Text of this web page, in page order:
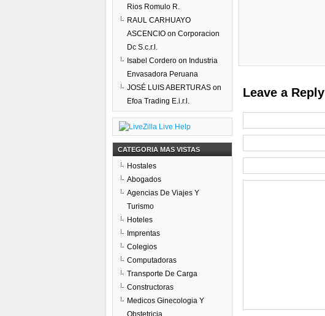
Leave a Reply
Rios Romulo R.
RAUL CARHUAYO
ASCENCIO on Corporacion
Dc S.c.r.l.
Isabel Cordero on Industria
Envasadora Peruana
JOSÉ LUIS ABERTURAS on
Efoa Trading E.i.r.l.
CATEGORIA MAS VISTAS
Hostales
Abogados
Agencias De Viajes Y
Turismo
Hoteles
Imprentas
Colegios
Computadoras
Transporte De Carga
Constructoras
Medicos Ginecologia Y
Obstetricia